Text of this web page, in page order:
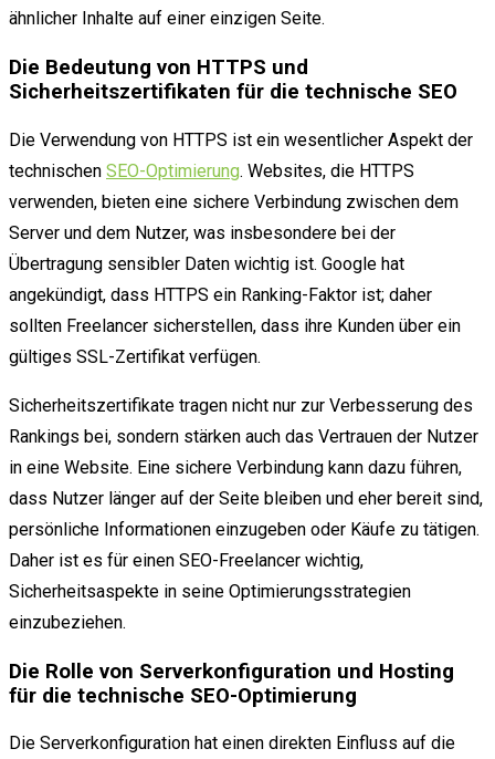
ähnlicher Inhalte auf einer einzigen Seite.
Die Bedeutung von HTTPS und
Sicherheitszertifikaten für die technische SEO
Die Verwendung von HTTPS ist ein wesentlicher Aspekt der
technischen SEO-Optimierung. Websites, die HTTPS
verwenden, bieten eine sichere Verbindung zwischen dem
Server und dem Nutzer, was insbesondere bei der
Übertragung sensibler Daten wichtig ist. Google hat
angekündigt, dass HTTPS ein Ranking-Faktor ist; daher
sollten Freelancer sicherstellen, dass ihre Kunden über ein
gültiges SSL-Zertifikat verfügen.
Sicherheitszertifikate tragen nicht nur zur Verbesserung des
Rankings bei, sondern stärken auch das Vertrauen der Nutzer
in eine Website. Eine sichere Verbindung kann dazu führen,
dass Nutzer länger auf der Seite bleiben und eher bereit sind,
persönliche Informationen einzugeben oder Käufe zu tätigen.
Daher ist es für einen SEO-Freelancer wichtig,
Sicherheitsaspekte in seine Optimierungsstrategien
einzubeziehen.
Die Rolle von Serverkonfiguration und Hosting
für die technische SEO-Optimierung
Die Serverkonfiguration hat einen direkten Einfluss auf die